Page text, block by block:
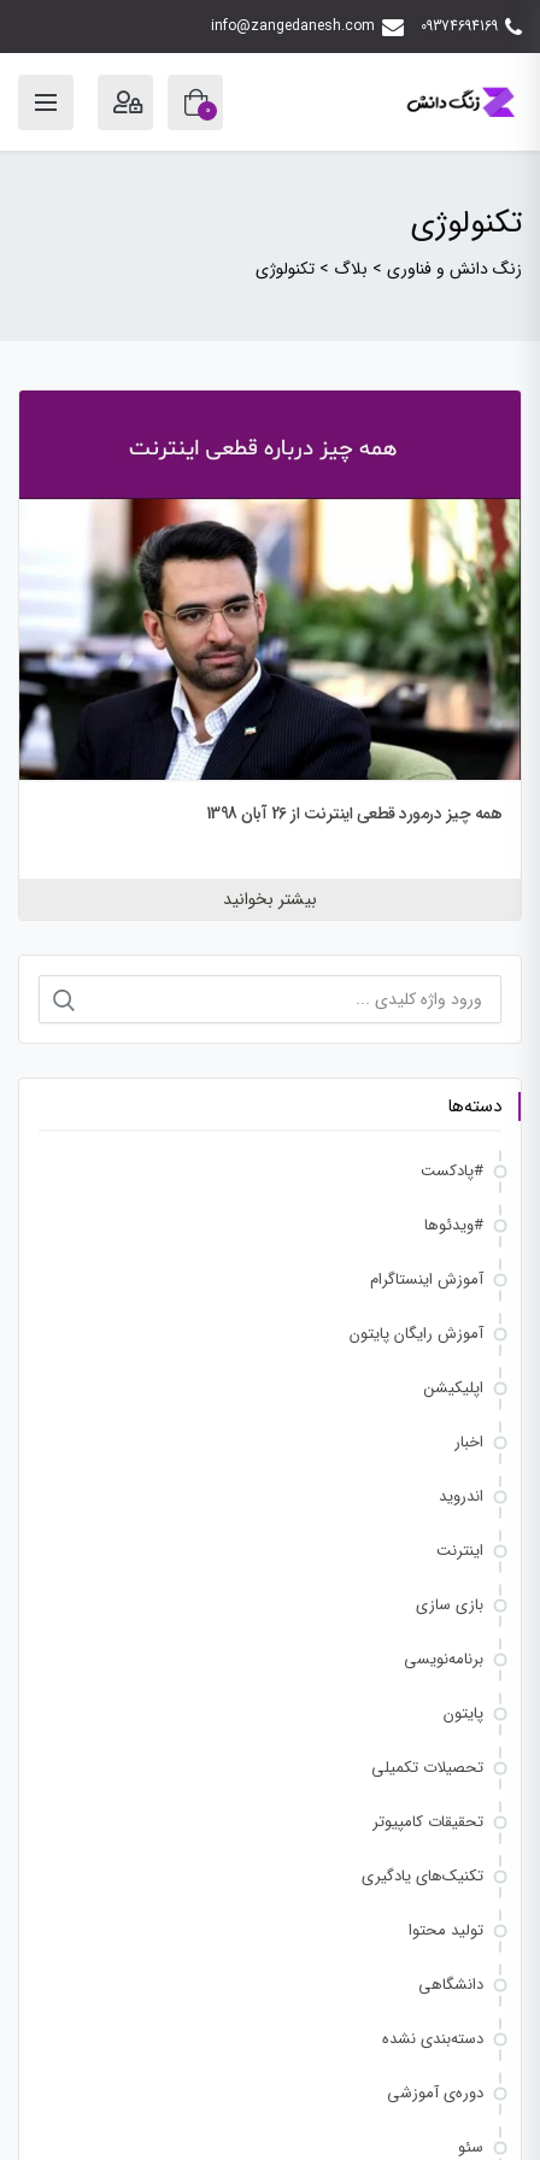
09374694169
info@zangedanesh.com
0
تکنولوژی
زنگ دانش و فناوری > بلاگ > تکنولوژی
همه چیز درمورد قطعی اینترنت از 26 آبان 1398
بیشتر بخوانید
برای:
دسته‌ها
#پادکست
#ویدئوها
آموزش اینستاگرام
آموزش رایگان پایتون
اپلیکیشن
اخبار
اندروید
اینترنت
بازی سازی
برنامه‌نویسی
پایتون
تحصیلات تکمیلی
تحقیقات کامپیوتر
تکنیک‌های یادگیری
تولید محتوا
دانشگاهی
دسته‌بندی نشده
دوره‌ی آموزشی
سئو